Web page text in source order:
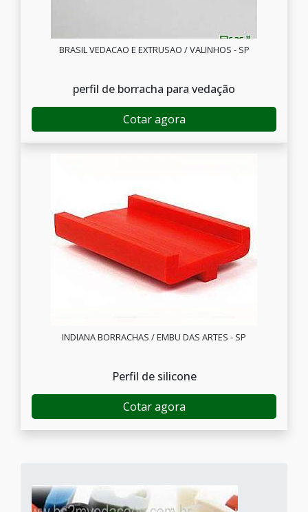
BRASIL VEDACAO E EXTRUSAO / VALINHOS - SP
perfil de borracha para vedação
Cotar agora
INDIANA BORRACHAS / EMBU DAS ARTES - SP
Perfil de silicone
Cotar agora